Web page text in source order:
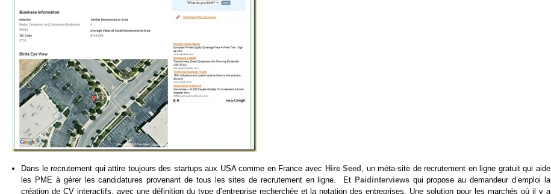
Dans le recrutement qui attire toujours des startups aux USA comme en France avec Hire Seed
, un méta-site de recrutement en ligne gratuit qui aide
les PME à gérer les candidatures provenant de tous les sites de recrutement en ligne. Et Paidinterviewsqui propose au demandeur d’emploi la
création de CV interactifs, avec une définition du type d’entreprise recherchée et la notation des entreprises. Une solution pour les marchés où il y a